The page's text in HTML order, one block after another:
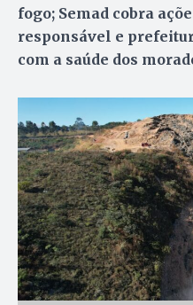
fogo; Semad cobra
responsável e
com a saúde dos